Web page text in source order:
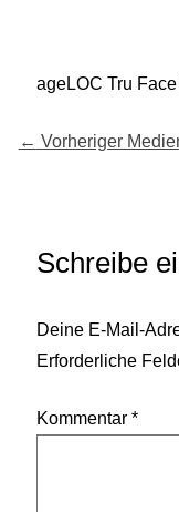
ageLOC Tru
← Vorheriger
Schreibe
Deine E-Mail-
Erforderliche
Kommentar *